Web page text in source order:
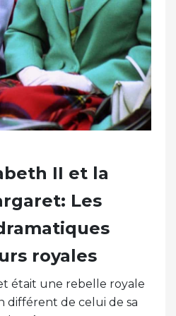
II et la
Les
royales
était une rebelle royale
différent de celui de sa